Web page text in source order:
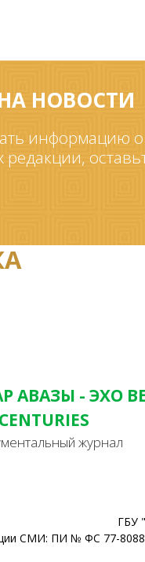
НОВОСТИ
информацию
редакции,
АВАЗЫ - ЭХО
журнал
ГБУ
СМИ: ПИ № ФС 77-